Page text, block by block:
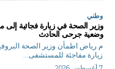
وطني
وزير الصحة في زيارة فجائية
وضعية جرحى الحادث
م.رياض اطمأن وزير الصحة
زيارة مفاجئة للمستشفى...